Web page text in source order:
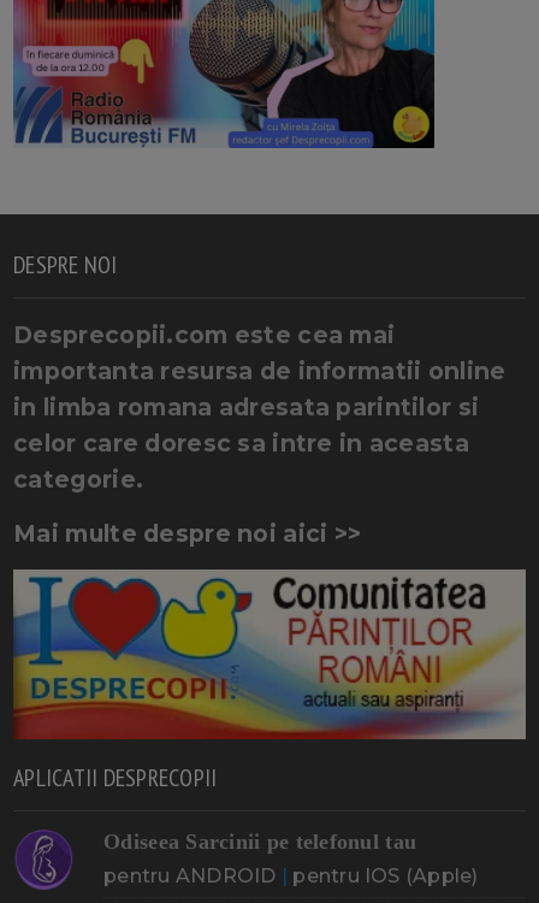
DESPRE NOI
Desprecopii.com este cea mai
importanta resursa de informatii online
in limba romana adresata parintilor si
celor care doresc sa intre in aceasta
categorie.
Mai multe despre noi aici >>
APLICATII DESPRECOPII
Odiseea Sarcinii pe telefonul tau
pentru ANDROID | pentru IOS (Apple)